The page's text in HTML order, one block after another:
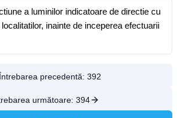
a luminilor indicatoare de directie cu
inainte de inceperea efectuarii
Întrebarea precedentă: 392
următoare: 394